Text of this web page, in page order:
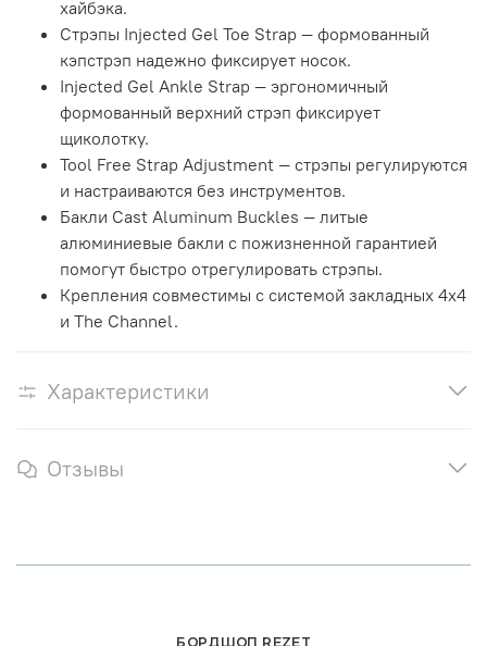
хайбэка.
Стрэпы Injected Gel Toe Strap — формованный
кэпстрэп надежно фиксирует носок.
Injected Gel Ankle Strap — эргономичный
формованный верхний стрэп фиксирует
щиколотку.
Tool Free Strap Adjustment — стрэпы регулируются
и настраиваются без инструментов.
Бакли Cast Aluminum Buckles — литые
алюминиевые бакли с пожизненной гарантией
помогут быстро отрегулировать стрэпы.
Крепления совместимы с системой закладных 4x4
и The Channel.
Характеристики
Отзывы